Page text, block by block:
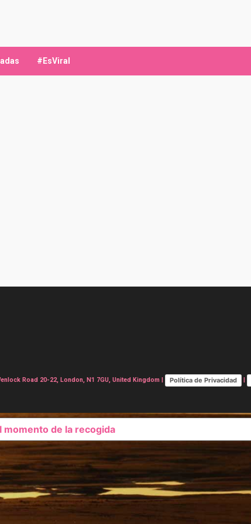
#EsViral
Road 20-22, London, N1 7GU, United Kingdom | Política de Privacidad |
momento de la recogida